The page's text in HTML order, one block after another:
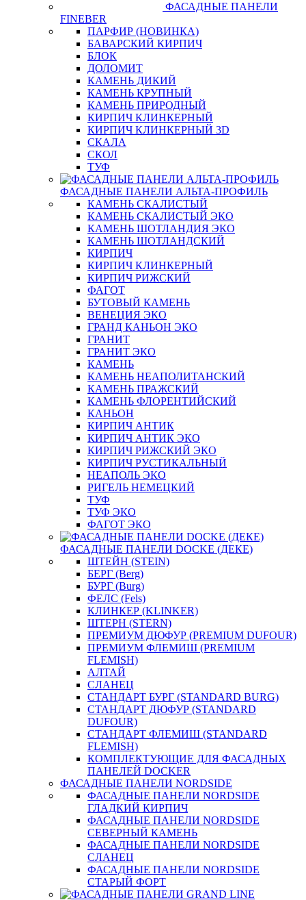
ФАСАДНЫЕ ПАНЕЛИ
FINEBER
ПАРФИР (НОВИНКА)
БАВАРСКИЙ КИРПИЧ
БЛОК
ДОЛОМИТ
КАМЕНЬ ДИКИЙ
КАМЕНЬ КРУПНЫЙ
КАМЕНЬ ПРИРОДНЫЙ
КИРПИЧ КЛИНКЕРНЫЙ
КИРПИЧ КЛИНКЕРНЫЙ 3D
СКАЛА
СКОЛ
ТУФ
ФАСАДНЫЕ ПАНЕЛИ АЛЬТА-ПРОФИЛЬ
КАМЕНЬ СКАЛИСТЫЙ
КАМЕНЬ СКАЛИСТЫЙ ЭКО
КАМЕНЬ ШОТЛАНДИЯ ЭКО
КАМЕНЬ ШОТЛАНДСКИЙ
КИРПИЧ
КИРПИЧ КЛИНКЕРНЫЙ
КИРПИЧ РИЖСКИЙ
ФАГОТ
БУТОВЫЙ КАМЕНЬ
ВЕНЕЦИЯ ЭКО
ГРАНД КАНЬОН ЭКО
ГРАНИТ
ГРАНИТ ЭКО
КАМЕНЬ
КАМЕНЬ НЕАПОЛИТАНСКИЙ
КАМЕНЬ ПРАЖСКИЙ
КАМЕНЬ ФЛОРЕНТИЙСКИЙ
КАНЬОН
КИРПИЧ АНТИК
КИРПИЧ АНТИК ЭКО
КИРПИЧ РИЖСКИЙ ЭКО
КИРПИЧ РУСТИКАЛЬНЫЙ
НЕАПОЛЬ ЭКО
РИГЕЛЬ НЕМЕЦКИЙ
ТУФ
ТУФ ЭКО
ФАГОТ ЭКО
ФАСАДНЫЕ ПАНЕЛИ DOCKE (ДЕКЕ)
ШТЕЙН (STEIN)
БЕРГ (Berg)
БУРГ (Burg)
ФЕЛС (Fels)
КЛИНКЕР (KLINKER)
ШТЕРН (STERN)
ПРЕМИУМ ДЮФУР (PREMIUM DUFOUR)
ПРЕМИУМ ФЛЕМИШ (PREMIUM
FLEMISH)
АЛТАЙ
СЛАНЕЦ
СТАНДАРТ БУРГ (STANDARD BURG)
СТАНДАРТ ДЮФУР (STANDARD
DUFOUR)
СТАНДАРТ ФЛЕМИШ (STANDARD
FLEMISH)
КОМПЛЕКТУЮЩИЕ ДЛЯ ФАСАДНЫХ
ПАНЕЛЕЙ DOCKER
ФАСАДНЫЕ ПАНЕЛИ NORDSIDE
ФАСАДНЫЕ ПАНЕЛИ NORDSIDE
ГЛАДКИЙ КИРПИЧ
ФАСАДНЫЕ ПАНЕЛИ NORDSIDE
СЕВЕРНЫЙ КАМЕНЬ
ФАСАДНЫЕ ПАНЕЛИ NORDSIDE
СЛАНЕЦ
ФАСАДНЫЕ ПАНЕЛИ NORDSIDE
СТАРЫЙ ФОРТ